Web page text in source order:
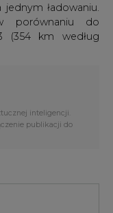
ładowaniu.
porównaniu do
(354 km według
inteligencji.
publikacji do